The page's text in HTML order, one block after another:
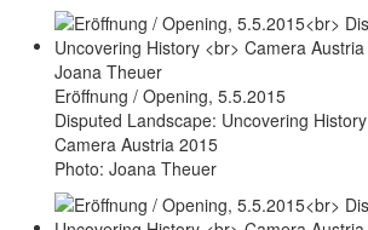
Eröffnung / Opening, 5.5.2015
Disputed Landscape: Uncovering History
Camera Austria 2015
Photo: Joana Theuer